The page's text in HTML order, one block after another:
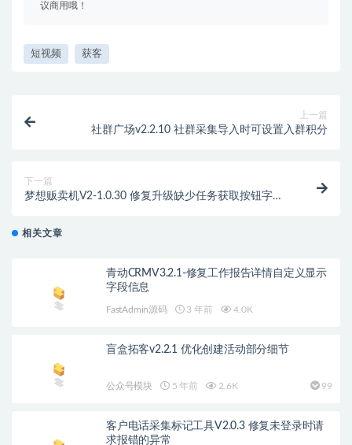
议商用哦！
短视频 获客
上一篇
社群广场v2.2.10 社群采集导入时可设置入群积分
下一篇
梦想贩卖机V2-1.0.30 修复升级缺少任务获取按钮字段
相关文章
青动CRMV3.2.1-修复工作报告详情自定义显示
字段信息
FastAdmin源码 3 年前 4.0K
盲盒拓客v2.2.1 优化创建活动部分细节
公众号模块 5 年前 2.6K 99
客户电话采集标记工具V2.0.3 修复未登录时请
求报错的异常